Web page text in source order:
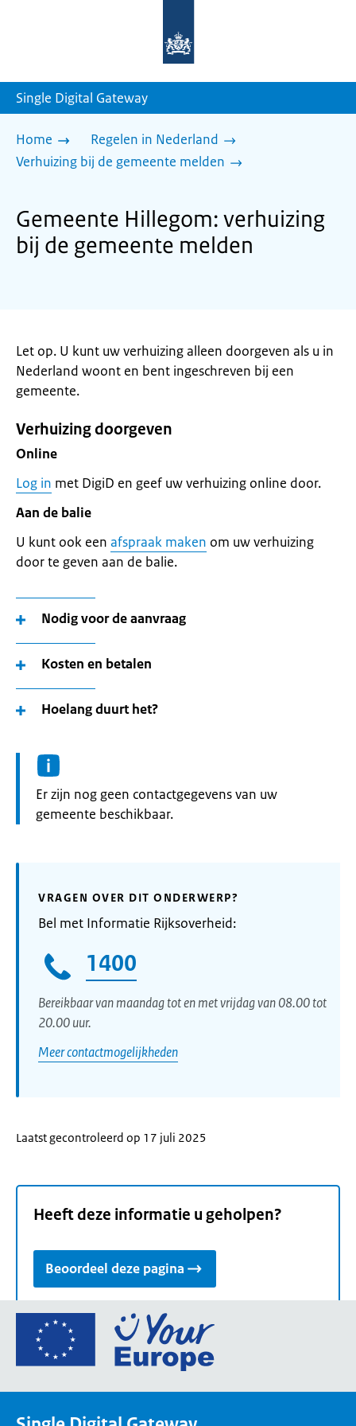
homepage
Single Digital Gateway
Home
Regelen in Nederland
Verhuizing bij de gemeente melden
Gemeente Hillegom: verhuizing
bij de gemeente melden
Let op. U kunt uw verhuizing alleen doorgeven als u in
Nederland woont en bent ingeschreven bij een
gemeente.
Verhuizing doorgeven
Online
Log in met DigiD en geef uw verhuizing online door.
Aan de balie
U kunt ook een afspraak maken om uw verhuizing
door te geven aan de balie.
Nodig voor de aanvraag
Kosten en betalen
Hoelang duurt het?
Informatie:
Er zijn nog geen contactgegevens van uw
gemeente beschikbaar.
VRAGEN OVER DIT ONDERWERP?
Bel met Informatie Rijksoverheid:
1400
Bereikbaar van maandag tot en met vrijdag van 08.00 tot
20.00 uur.
Meer contactmogelijkheden
Laatst gecontroleerd op 17 juli 2025
Heeft deze informatie u geholpen?
Beoordeel deze pagina
Ga
de